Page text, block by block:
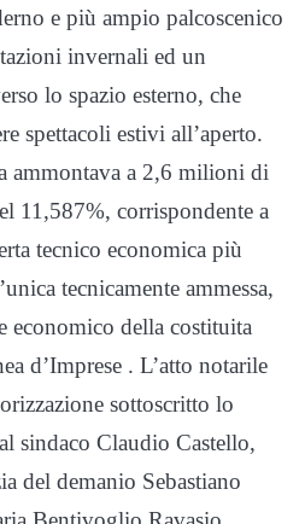
e più ampio palcoscenico
invernali ed un
lo spazio esterno, che
spettacoli estivi all’aperto.
ammontava a 2,6 milioni di
11,587%, corrispondente a
tecnico economica più
tecnicamente ammessa,
economico della costituita
d’Imprese . L’atto notarile
sottoscritto lo
sindaco Claudio Castello,
del demanio Sebastiano